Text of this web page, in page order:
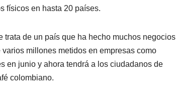
físicos en hasta 20 países.
de un país que ha hecho muchos negocios
millones metidos en empresas como
en junio y ahora tendrá a los ciudadanos de
colombiano.